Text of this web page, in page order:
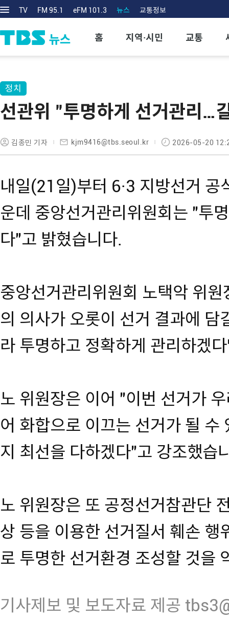
TV FM 95.1 eFM 101.3 뉴스 교통정보
홈 지역·시민 교통
정치
선관위 "투명하게 선거관리…
김종민 기자 kjm9416@tbs.seoul.kr 2026-05-20
내일(21일)부터 6·3 지방선거 공
운데 중앙선거관리위원회는 "투
다"고 밝혔습니다.
중앙선거관리위원회 노택악 위
의 의사가 오롯이 선거 결과에 담
라 투명하고 정확하게 관리하겠
노 위원장은 이어 "이번 선거가
어 화합으로 이끄는 선거가 될 수
지 최선을 다하겠다"고 강조했습
노 위원장은 또 공정선거참관단
상 등을 이용한 선거질서 훼손 행
로 투명한 선거환경 조성할 것을
기사제보 및 보도자료 제공